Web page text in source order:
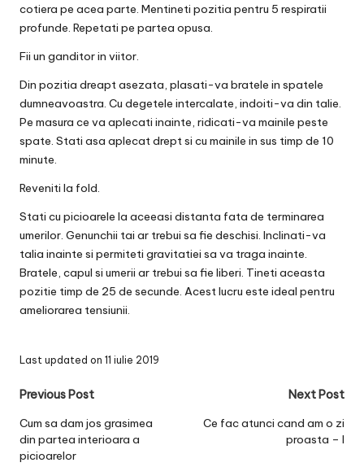
cotiera pe acea parte. Mentineti pozitia pentru 5 respiratii
profunde. Repetati pe partea opusa.
Fii un ganditor in viitor.
Din pozitia dreapt asezata, plasati-va bratele in spatele
dumneavoastra. Cu degetele intercalate, indoiti-va din talie.
Pe masura ce va aplecati inainte, ridicati-va mainile peste
spate. Stati asa aplecat drept si cu mainile in sus timp de 10
minute.
Reveniti la fold.
Stati cu picioarele la aceeasi distanta fata de terminarea
umerilor. Genunchii tai ar trebui sa fie deschisi. Inclinati-va
talia inainte si permiteti gravitatiei sa va traga inainte.
Bratele, capul si umerii ar trebui sa fie liberi. Tineti aceasta
pozitie timp de 25 de secunde. Acest lucru este ideal pentru
ameliorarea tensiunii.
Last updated on 11 iulie 2019
Post
navigation
Previous Post
Cum sa dam jos grasimea
din partea interioara a
picioarelor
Next Post
Ce fac atunci cand am o zi
proasta – I